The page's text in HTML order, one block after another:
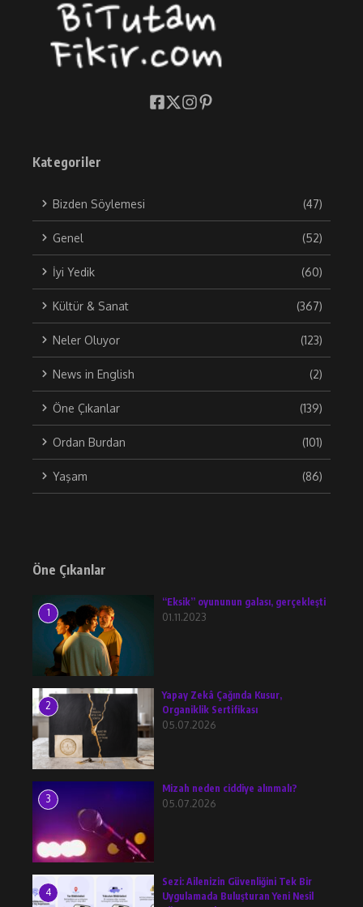
Kategoriler
Bizden Söylemesi (47)
Genel (52)
İyi Yedik (60)
Kültür & Sanat (367)
Neler Oluyor (123)
News in English (2)
Öne Çıkanlar (139)
Ordan Burdan (101)
Yaşam (86)
Öne Çıkanlar
1
“Eksik” oyununun galası, gerçekleşti
01.11.2023
2
Yapay Zekâ Çağında Kusur,
Organiklik Sertifikası
05.07.2026
3
Mizah neden ciddiye alınmalı?
05.07.2026
4
Sezi: Ailenizin Güvenliğini Tek Bir
Uygulamada Buluşturan Yeni Nesil